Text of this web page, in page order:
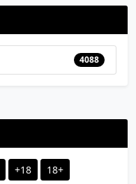
4088
+18 18+